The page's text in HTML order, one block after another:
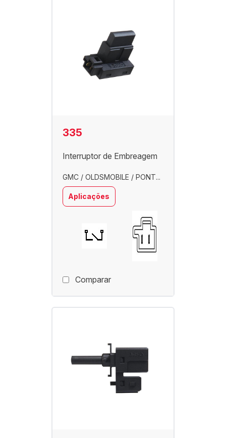
335
Interruptor de Embreagem
GMC / OLDSMOBILE / PONT...
Aplicações
Comparar